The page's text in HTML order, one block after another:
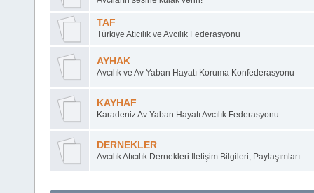
TAF
Türkiye Atıcılık ve Avcılık Federasyonu
AYHAK
Avcılık ve Av Yaban Hayatı Koruma Konfederasyonu
KAYHAF
Karadeniz Av Yaban Hayatı Avcılık Federasyonu
DERNEKLER
Avcılık Atıcılık Dernekleri İletişim Bilgileri, Paylaşımları